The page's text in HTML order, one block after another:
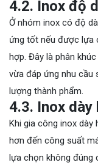
4.2. Inox độ
Ở nhóm inox có độ
ứng tốt nếu được lựa
hợp. Đây là phân
vừa đáp ứng nhu
lượng thành phẩm.
4.3. Inox dày
Khi gia công inox dày
hơn đến công suất
lựa chọn không đúng